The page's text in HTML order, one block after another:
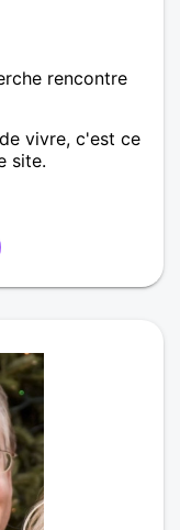
rencontre
vivre, c'est ce
site.